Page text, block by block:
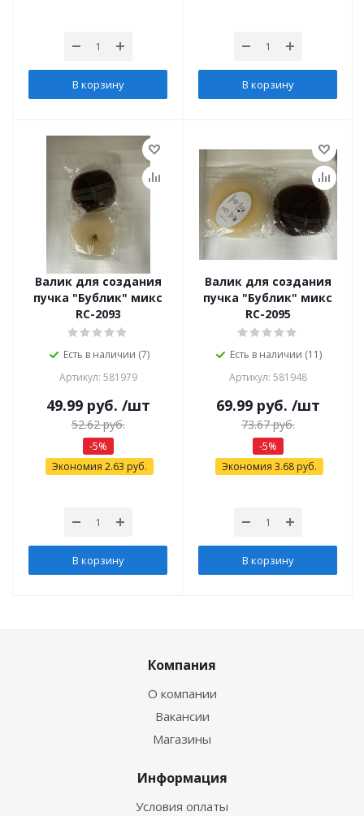
В корзину В корзину
Валик для создания
пучка "Бублик" микс
RC-2093
Есть в наличии (7)
Артикул: 581979
49.99руб. /шт
52.62руб.
-5%
Экономия 2.63 руб.
В корзину
Валик для создания
пучка "Бублик" микс
RC-2095
Есть в наличии (11)
Артикул: 581948
69.99руб. /шт
73.67руб.
-5%
Экономия 3.68руб.
В корзину
Компания
О компании
Вакансии
Магазины
Информация
Условия оплаты